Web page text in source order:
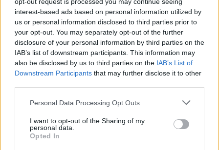
interest-based ads based on personal information utilized by
us or personal information disclosed to third parties prior to
your opt-out. You may separately opt-out of the further
disclosure of your personal information by third parties on the
IAB’s list of downstream participants. This information may
also be disclosed by us to third parties on the IAB’s List of
Downstream Participants that may further disclose it to other
Personal Data Processing Opt Outs
I want to opt-out of the Sharing of my
personal data.
Opted In
• Personalizar ahora
Satisfacción garantizada
Si no quedas satisfecho, puedes cambiarlo por otro y lo
enviamos gratis (solo España).Ver condiciones
Garantía oficial de 2 añospara el movimiento.Ver garantía
Servicio postventa
Nota: los envíos gratuitos dependen del destino y método
seleccionado. Introduce tu destino en el paso 2 de la cesta
para más información.
¿Tienes alguna duda?